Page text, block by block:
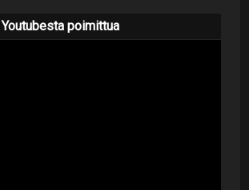
Youtubesta poimittua